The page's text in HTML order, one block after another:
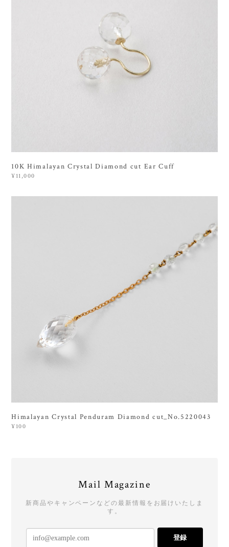
10K Himalayan Crystal Diamond cut Ear Cuff
¥11,000
Himalayan Crystal Penduram Diamond cut_No.5220043
¥100
Mail Magazine
新商品やキャンペーンなどの最新情報をお届けいたしま
す。
登録